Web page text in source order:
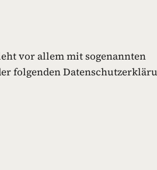
vor allem mit sogenannten
folgenden